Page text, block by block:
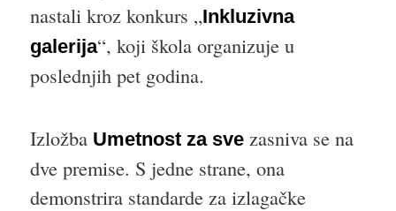
nastali kroz konkurs „Inkluzivna
galerija“, koji škola organizuje u
poslednjih pet godina.
Izložba Umetnost za svezasniva se na
dve premise. S jedne strane, ona
demonstrira standarde za izlagačke